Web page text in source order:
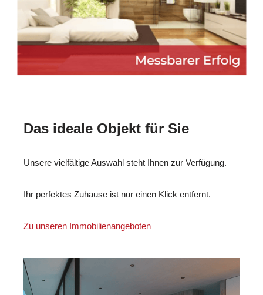
Das ideale Objekt für Sie
Unsere vielfältige Auswahl steht Ihnen zur Verfügung.
Ihr perfektes Zuhause ist nur einen Klick entfernt.
Zu unseren Immobilienangeboten